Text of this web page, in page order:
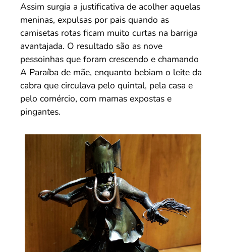
Assim surgia a justificativa de acolher aquelas
meninas, expulsas por pais quando as
camisetas rotas ficam muito curtas na barriga
avantajada. O resultado são as nove
pessoinhas que foram crescendo e chamando
A Paraíba de mãe, enquanto bebiam o leite da
cabra que circulava pelo quintal, pela casa e
pelo comércio, com mamas expostas e
pingantes.